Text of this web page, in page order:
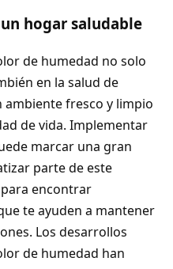
hogar saludable
de humedad no solo
en la salud de
ambiente fresco y limpio
de vida. Implementar
marcar una gran
parte de este
encontrar
te ayuden a mantener
Los desarrollos
de humedad han